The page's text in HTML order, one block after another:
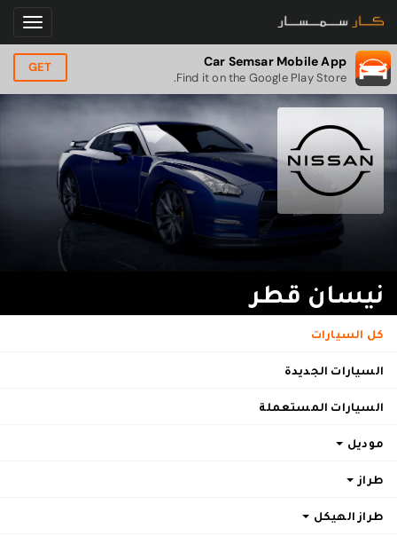
Car Semsar Mobile App
Find it on the Google Play Store.
GET
نيسان قطر
كل السيارات
السيارات الجديدة
السيارات المستعملة
موديل
طراز
طراز الهيكل